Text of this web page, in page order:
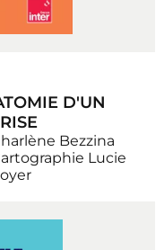
D'UN
Bezzina
Lucie